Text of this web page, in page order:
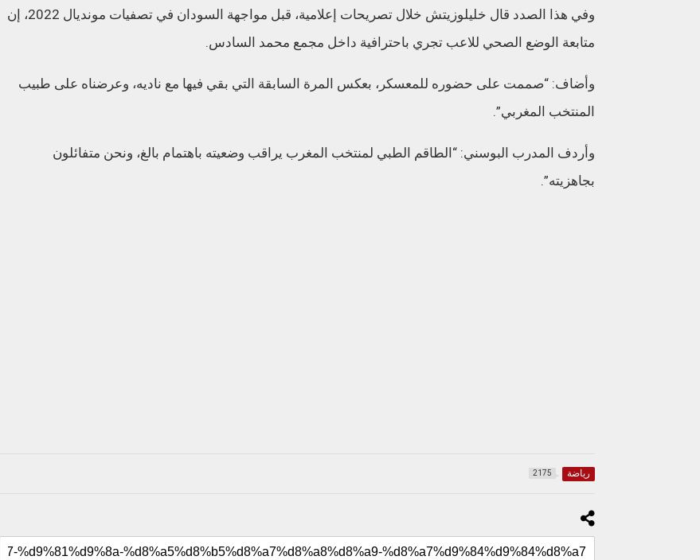
وفي هذا الصدد قال خليلوزيتش خلال تصريحات إعلامية، قبل مواجهة السودان في تصفيات مونديال 2022، إن
متابعة الوضع الصحي للاعب تجري باحترافية داخل مجمع محمد السادس.
وأضاف: “صممت على حضوره للمعسكر، بعكس المرة السابقة التي بقي فيها مع ناديه، وعرضناه على طبيب
المنتخب المغربي”.
وأردف المدرب البوسني: “الطاقم الطبي لمنتخب المغرب يراقب وضعيته باهتمام بالغ، ونحن متفائلون
بجاهزيته”.
رياضة 2175